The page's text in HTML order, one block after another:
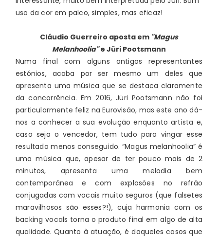
uso da cor em palco, simples, mas eficaz!
Cláudio Guerreiro aposta em "Magus
Melanhoolia"e Jüri Pootsmann
Numa final com alguns antigos representantes
estónios, acaba por ser mesmo um deles que
apresenta uma música que se destaca claramente
da concorrência. Em 2016, Jüri Pootsmann não foi
particularmente feliz na Eurovisão, mas este ano dá-
nos a conhecer a sua evolução enquanto artista e,
caso seja o vencedor, tem tudo para vingar esse
resultado menos conseguido. “Magus melanhoolia” é
uma música que, apesar de ter pouco mais de 2
minutos, apresenta uma melodia bem
contemporânea e com explosões no refrão
conjugadas com vocais muito seguros (que falsetes
maravilhosos são esses?!), cuja harmonia com os
backing vocals torna o produto final em algo de alta
qualidade. Quanto à atuação, é daqueles casos que